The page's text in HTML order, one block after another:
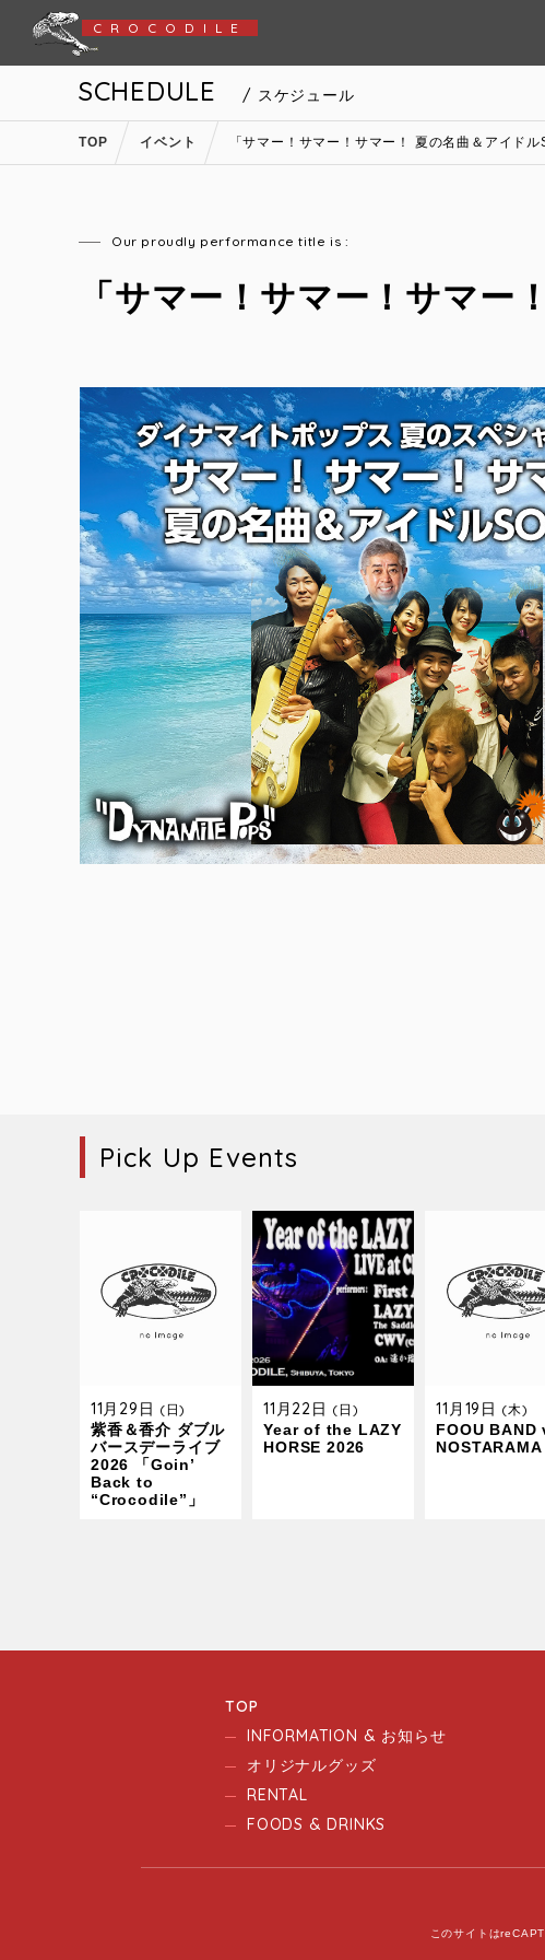
CROCODILE
SCHEDULE / スケジュール
TOP イベント 「サマー！サマー！サマー！ 夏の名曲＆アイドル
Our proudly performance title is :
「サマー！サマー！サマー
Pick Up Events
11月29日 (日)
紫香＆香介 ダブル
バースデーライブ
2026 「Goin’
Back to
“Crocodile”」
11月22日 (日)
Year of the LAZY
HORSE 2026
11月19日 (木)
FOOU BAND
NOSTARAMA
TOP
INFORMATION & お知らせ
オリジナルグッズ
RENTAL
FOODS & DRINKS
このサイトは